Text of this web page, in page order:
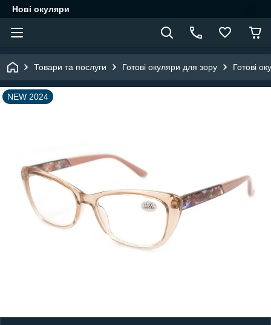
Нові окуляри
Товари та послуги Готові окуляри для зору Готові
NEW 2024